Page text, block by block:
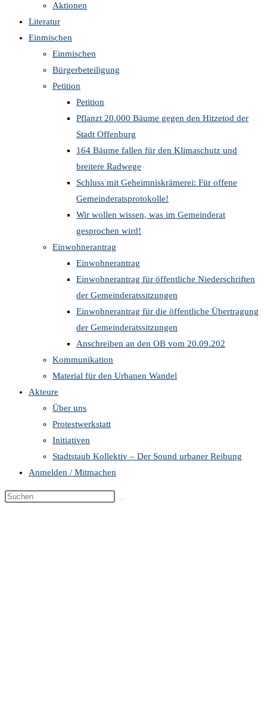
Aktionen
Literatur
Einmischen
Einmischen
Bürgerbeteiligung
Petition
Petition
Pflanzt 20.000 Bäume gegen den Hitzetod der
Stadt Offenburg
164 Bäume fallen für den Klimaschutz und
breitere Radwege
Schluss mit Geheimniskrämerei: Für offene
Gemeinderatsprotokolle!
Wir wollen wissen, was im Gemeinderat
gesprochen wird!
Einwohnerantrag
Einwohnerantrag
Einwohnerantrag für öffentliche Niederschriften
der Gemeinderatssitzungen
Einwohnerantrag für die öffentliche Übertragung
der Gemeinderatssitzungen
Anschreiben an den OB vom 20.09.202
Kommunikation
Material für den Urbanen Wandel
Akteure
Über uns
Protestwerkstatt
Initiativen
Stadtstaub Kollektiv – Der Sound urbaner Reibung
Anmelden / Mitmachen
Diese